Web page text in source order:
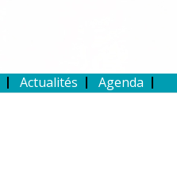
Actualités Agenda